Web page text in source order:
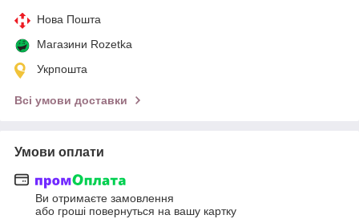
Нова Пошта
Магазини Rozetka
Укрпошта
Всі умови доставки
Умови оплати
Ви отримаєте замовлення
або гроші повернуться на вашу картку